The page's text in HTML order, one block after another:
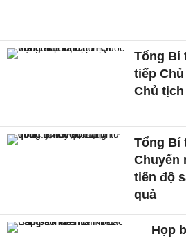
Tổng Bí
tiếp
Chủ tịch
Tổng Bí
Chuyển
tiến độ
quả
Họp